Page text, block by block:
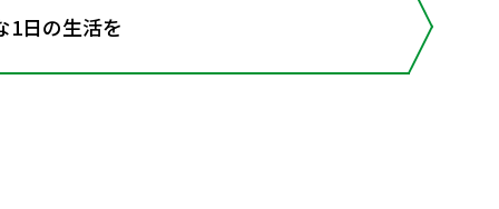
1日の生活を